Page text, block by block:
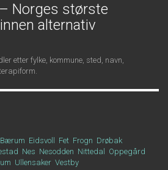
– Norges største
alternativ
etter fylke, kommune, sted, navn,
Bærum Eidsvoll Fet Frogn Drøbak
Nes Nesodden Nittedal
Oppegård
Ullensaker Vestby